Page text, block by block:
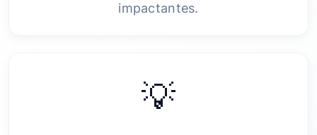
impactantes.
💡